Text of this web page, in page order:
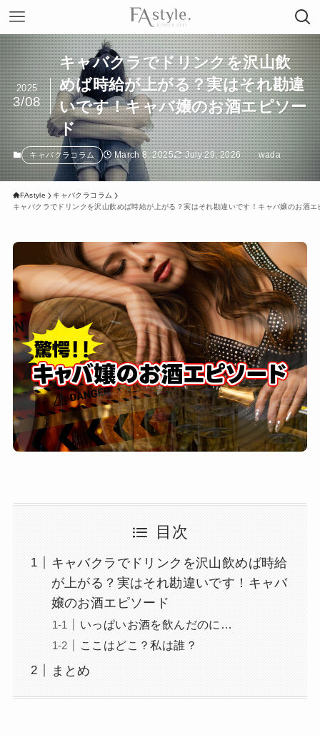
キャバクラでドリンクを沢山飲
めば時給が上がる？実はそれ勘違
いです！キャバ嬢のお酒エピソー
ド
2025
3/08
キャバクラコラム March 8, 2025 July 29, 2026 wada
FAstyle
キャバクラコラム
キャバクラでドリンクを沢山飲めば時給が上がる？実はそれ勘違いです！キャバ嬢のお酒エ
目次
キャバクラでドリンクを沢山飲めば時給
が上がる？実はそれ勘違いです！キャバ
嬢のお酒エピソード
いっぱいお酒を飲んだのに…
ここはどこ？私は誰？
まとめ